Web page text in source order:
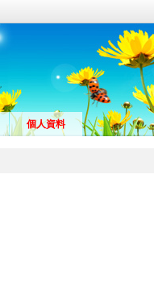
個人資料